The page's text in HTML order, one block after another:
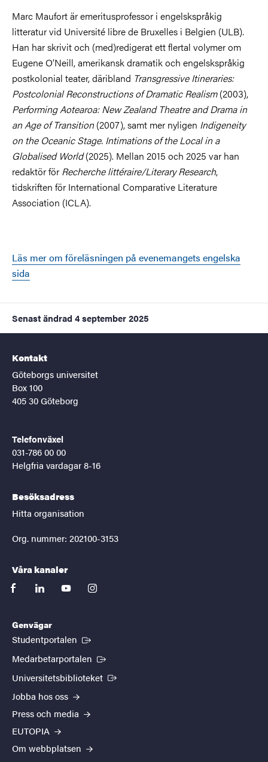
Marc Maufort är emeritusprofessor i engelskspråkig
litteratur vid Université libre de Bruxelles i Belgien (ULB).
Han har skrivit och (med)redigerat ett flertal volymer om
Eugene O’Neill, amerikansk dramatik och engelskspråkig
postkolonial teater, däribland Transgressive Itineraries:
Postcolonial Reconstructions of Dramatic Realism(2003),
Performing Aotearoa: New Zealand Theatre and Drama in
an Age of Transition (2007), samt mer nyligen Indigeneity
on the Oceanic Stage. Intimations of the Local in a
Globalised World(2025). Mellan 2015 och 2025 var han
redaktör för Recherche littéraire/Literary Research,
tidskriften för International Comparative Literature
Association (ICLA).
Läs mer om föreläsningen på evenemangets engelska
sida
Senast ändrad 4 september 2025
Kontakt
Göteborgs universitet
Box 100
405 30 Göteborg
Telefonväxel
031-786 00 00
Helgfria vardagar 8-16
Besöksadress
Hitta organisation
Org. nummer: 202100-3153
Våra kanaler
facebooklinkedinyoutubeinstagram
Genvägar
Studentportalen (Extern länk)
Medarbetarportalen (Extern länk)
Universitetsbiblioteket (Extern länk)
Jobba hos oss
Press och media
EUTOPIA
Om webbplatsen